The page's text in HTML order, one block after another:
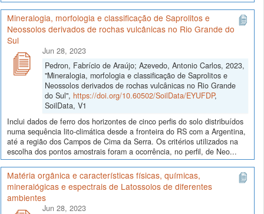
Mineralogia, morfologia e classificação de Saprolitos e
Neossolos derivados de rochas vulcânicas no Rio Grande do
Sul
Jun 28, 2023
Pedron, Fabrício de Araújo; Azevedo, Antonio Carlos, 2023,
"Mineralogia, morfologia e classificação de Saprolitos e
Neossolos derivados de rochas vulcânicas no Rio Grande
do Sul", https://doi.org/10.60502/SoilData/EYUFDP,
SoilData, V1
Inclui dados de ferro dos horizontes de cinco perfis do solo distribuídos
numa sequência lito-climática desde a fronteira do RS com a Argentina,
até a região dos Campos de Cima da Serra. Os critérios utilizados na
escolha dos pontos amostrais foram a ocorrência, no perfil, de Neo...
Matéria orgânica e características físicas, químicas,
mineralógicas e espectrais de Latossolos de diferentes
ambientes
Jun 28, 2023